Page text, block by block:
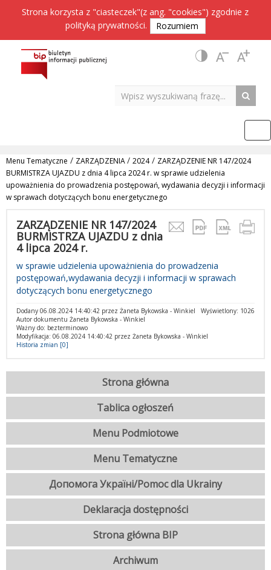
Strona korzysta z "ciasteczek"(z ang. "cookies") zgodnie z
polityką prywatności. Rozumiem
Menu Tematyczne / ZARZĄDZENIA/ 2024/ ZARZĄDZENIE NR 147/2024
BURMISTRZA UJAZDU z dnia 4 lipca 2024 r. w sprawie udzielenia
upoważnienia do prowadzenia postępowań, wydawania decyzji i informacji
w sprawach dotyczących bonu energetycznego
ZARZĄDZENIE NR 147/2024
BURMISTRZA UJAZDU z dnia
4 lipca 2024 r.
w sprawie udzielenia upoważnienia do prowadzenia
postępowań,wydawania decyzji i informacji w sprawach
dotyczących bonu energetycznego
Wyświetlony: 1026
Dodany 06.08.2024 14:40:42 przez Żaneta Bykowska - Winkiel
Autor dokumentu Żaneta Bykowska - Winkiel
Ważny do: bezterminowo
Modyfikacja: 06.08.2024 14:40:42 przez Żaneta Bykowska - Winkiel
Historia zmian [0]
Strona główna
Tablica ogłoszeń
Menu Podmiotowe
Menu Tematyczne
Допомога Україні/Pomoc dla Ukrainy
Deklaracja dostępności
Strona główna BIP
Archiwum